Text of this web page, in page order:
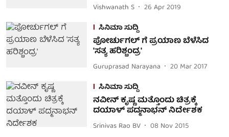
Vishwanath S
26 Apr 2019
ಸಿನಿಮಾ ಸುದ್ದಿ
ಪೋರ್ಚುಗಲ್ ಗೆ ಪ್ರಯಾಣ ಬೆಳೆಸಿದ
'ಸತ್ಯ ಹರಿಶ್ಚಂದ್ರ'
Guruprasad Narayana
20 Mar 2017
ಸಿನಿಮಾ ಸುದ್ದಿ
ನವೀನ್ ಕೃಷ್ಣ ಮತ್ತೊಂದು ಚಿತ್ರಕ್ಕೆ
ದಯಾಳ್ ಪದ್ಮನಾಭನ್ ನಿರ್ದೇಶಕ
Srinivas Rao BV 08 Nov 2015